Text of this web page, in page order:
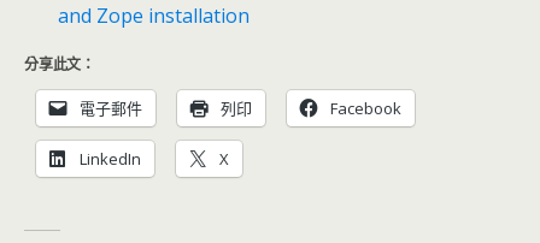
and Zope installation
分享此文：
電子郵件 列印 Facebook
LinkedIn X